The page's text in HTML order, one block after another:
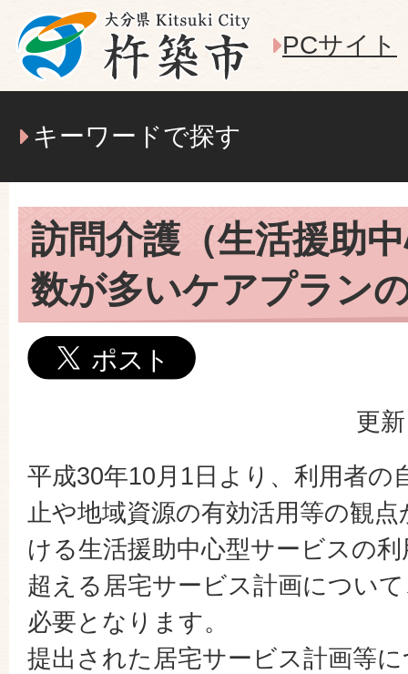
PCサイト
キーワードで探す
訪問介護（生活援助
数が多いケアプラン
更
平成30年10月1日より、利用者の
止や地域資源の有効活用等の観
ける生活援助中心型サービスの
超える居宅サービス計画につい
必要となります。
提出された居宅サービス計画等